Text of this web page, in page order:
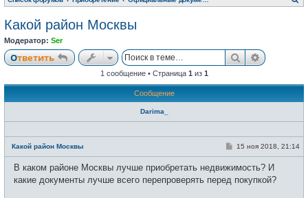
о
Какой район Москвы
Модератор: Ser
Ответить Поиск
1 сообщение • Страница 1 из 1
Сообщение
Darima_
е
в
с
е
и
Какой район Москвы
С
б
щ
15 ноя 2018, 21:14
В каком районе Москвы лучше приобретать недвижимость? И
какие документы лучше всего перепроверять перед покупкой?